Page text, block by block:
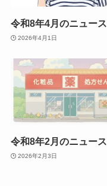
令和8年4月のニュース
2026年4月1日
令和8年2月のニュース
2026年2月3日